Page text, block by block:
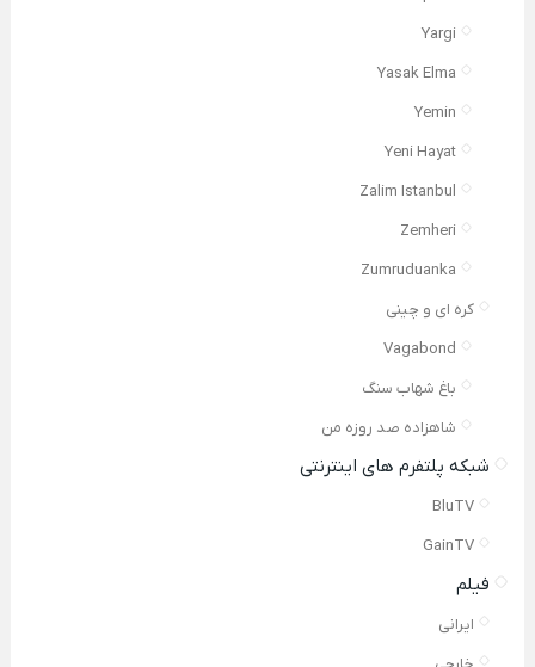
Yargi
Yasak Elma
Yemin
Yeni Hayat
Zalim Istanbul
Zemheri
Zumruduanka
کره ای و چینی
Vagabond
باغ شهاب سنگ
شاهزاده صد روزه من
شبکه پلتفرم های اینترنتی
BluTV
GainTV
فیلم
ایرانی